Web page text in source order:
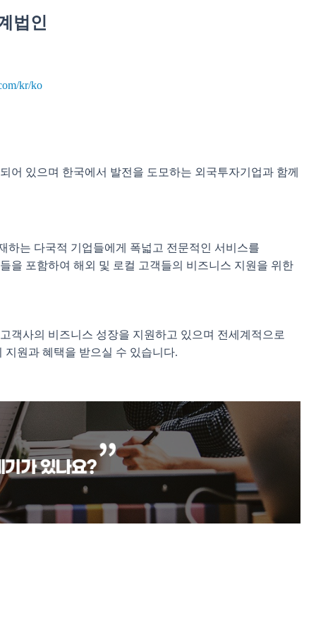
법인
kr/ko
어 있으며 한국에서 발전을 도모하는 외국투자기업과 함께
하는 다국적 기업들에게 폭넓고 전문적인 서비스를
을 포함하여 해외 및 로컬 고객들의 비즈니스 지원을 위한
객사의 비즈니스 성장을 지원하고 있으며 전세계적으로
원과 혜택을 받으실 수 있습니다.